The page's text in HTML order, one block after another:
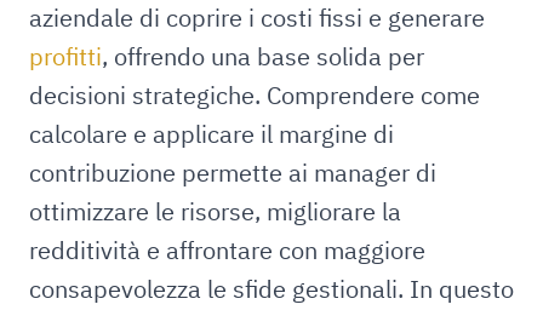
aziendale di coprire i costi fissi e generare
profitti, offrendo una base solida per
decisioni strategiche. Comprendere come
calcolare e applicare il margine di
contribuzione permette ai manager di
ottimizzare le risorse, migliorare la
redditività e affrontare con maggiore
consapevolezza le sfide gestionali. In questo